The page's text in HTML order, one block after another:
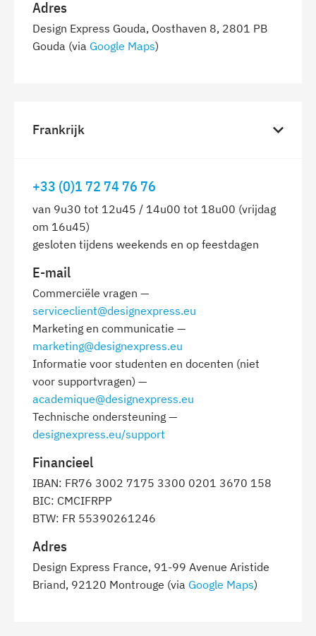
Adres
Design Express Gouda, Oosthaven 8, 2801 PB
Gouda (via Google Maps)
Frankrijk
+33 (0)1 72 74 76 76
van 9u30 tot 12u45 / 14u00 tot 18u00 (vrijdag
om 16u45)
gesloten tijdens weekends en op feestdagen
E-mail
Commerciële vragen —
serviceclient@designexpress.eu
Marketing en communicatie —
marketing@designexpress.eu
Informatie voor studenten en docenten (niet
voor supportvragen) —
academique@designexpress.eu
Technische ondersteuning —
designexpress.eu/support
Financieel
IBAN: FR76 3002 7175 3300 0201 3670 158
BIC: CMCIFRPP
BTW: FR 55390261246
Adres
Design Express France, 91-99 Avenue Aristide
Briand, 92120 Montrouge (via Google Maps)